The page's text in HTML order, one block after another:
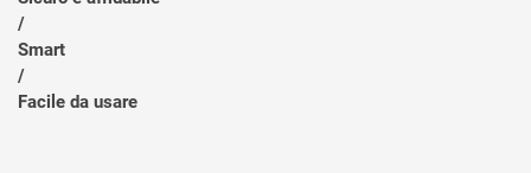
/
Smart
/
Facile da usare